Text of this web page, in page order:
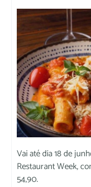
Vai até dia 18 de
Restaurant Week,
54,90.